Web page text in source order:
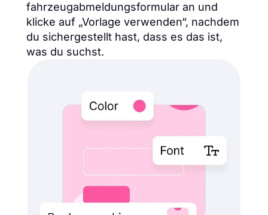
fahrzeugabmeldungsformular an und
klicke auf „Vorlage verwenden“, nachdem
du sichergestellt hast, dass es das ist,
was du suchst.